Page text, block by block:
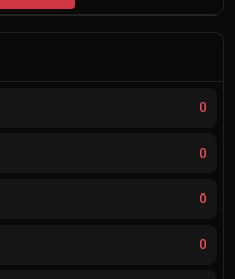
0
0
0
0